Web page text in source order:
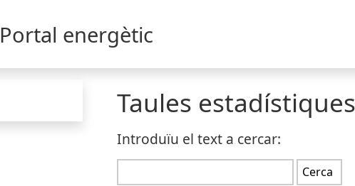
Portal energètic
Taules
Introduïu el text a cercar: